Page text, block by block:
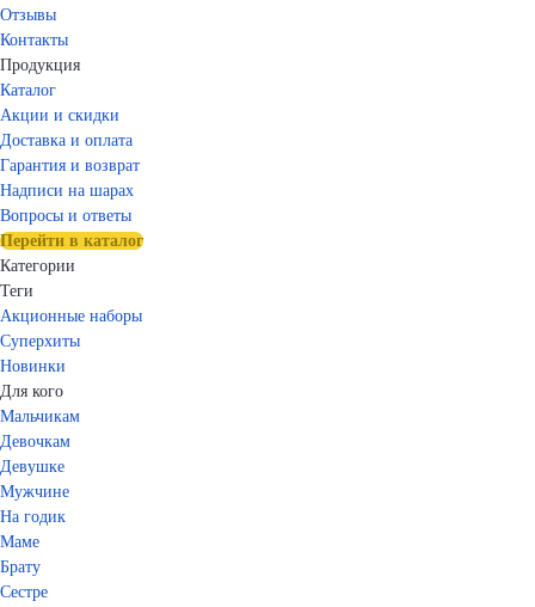
Отзывы
Контакты
Продукция
Каталог
Акции и скидки
Доставка и оплата
Гарантия и возврат
Надписи на шарах
Вопросы и ответы
Перейти в каталог
Категории
Теги
Акционные наборы
Суперхиты
Новинки
Для кого
Мальчикам
Девочкам
Девушке
Мужчине
На годик
Маме
Брату
Сестре